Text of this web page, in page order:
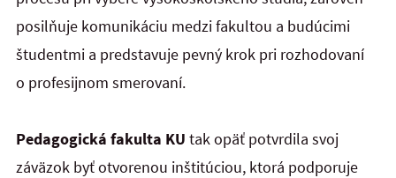
posilňuje komunikáciu medzi fakultou a budúcimi
študentmi a predstavuje pevný krok pri rozhodovaní
o profesijnom smerovaní.
Pedagogická fakulta KU tak opäť potvrdila svoj
záväzok byť otvorenou inštitúciou, ktorá podporuje